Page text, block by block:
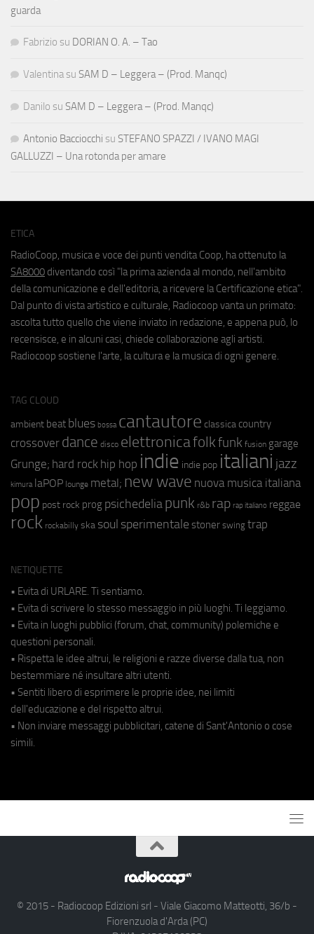
guarda
Fabrizio su DORIAN O. A. – Tao
Valentina su SAM D – Leggera – (Prod. Manqc)
Danilo su SAM D – Leggera – (Prod. Manqc)
Antonio Bacciocchi su STEFANO SPAZZI / IVANO MAGI
GALLUZZI – Una rotonda per amare
ETICA
RadioCoop, musica e voce dei punti vendita Coop, ha ottenuto la
SA8000 diventando così "la prima azienda al mondo, nell'ambito
della comunicazione e dell'editoria, a ricevere la Certificazione etica".
Dal punto di vista artistico e culturale, Radiocoop vanta un primato:
ascolta tutto quello che viene inviato in redazione, e appena può, lo
recensisce, e in alcuni casi, chiede collaborazione agli artisti.
Radiocoop sostiene l'arte, la cultura e la musica di ogni genere.
TAG CLOUD
ambient beat blues bossa cantautore classica country
crossover dance disco elettronicafolkfunk fusion garage
Grunge; hard rock hip hop indie indie pop italiani jazz
kimura laPOP lounge metal; new wave nuova musica italiana
pop post rock prog psichedeliapunk r&b rap rap italiano reggae
rock rockabilly ska soul sperimentale stoner swing trap
NETIQUETTE
• Evita di URLARE. Ti sentiamo.
• Evita di scrivere lo stesso messaggio in più luoghi. Ti leggiamo.
• Evita in luoghi pubblici (forum, chat, community) polemiche e
questioni personali.
• Rispetta le idee altrui, le religioni e razze diverse dalla tua, non
bestemmiare né insultare altri utenti.
• Sentiti libero di esprimere le proprie idee, nei limiti
dell'educazione e del rispetto altrui.
• Non inviare messaggi pubblicitari, catene di Sant'Antonio o cose
simili.
© 2015 - Radiocoop Edizioni srl - Viale Giacomo Matteotti, 36/b -
Fiorenzuola d'Arda (PC)